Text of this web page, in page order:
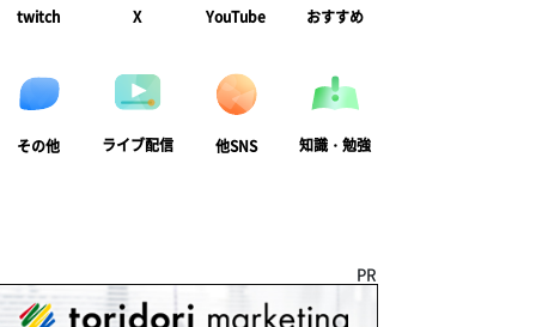
twitch X YouTube おすすめ
その他 ライブ配信 他SNS 知識・勉強
PR